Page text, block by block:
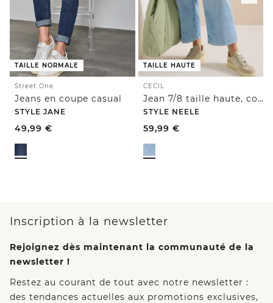
TAILLE NORMALE
Street One
Jeans en coupe casual
STYLE JANE
49,99 €
TAILLE HAUTE
CECIL
Jean 7/8 taille haute, coupe loose
STYLE NEELE
59,99 €
Inscription à la newsletter
Rejoignez dès maintenant la communauté de la
newsletter !
Restez au courant de tout avec notre newsletter :
des tendances actuelles aux promotions exclusives,